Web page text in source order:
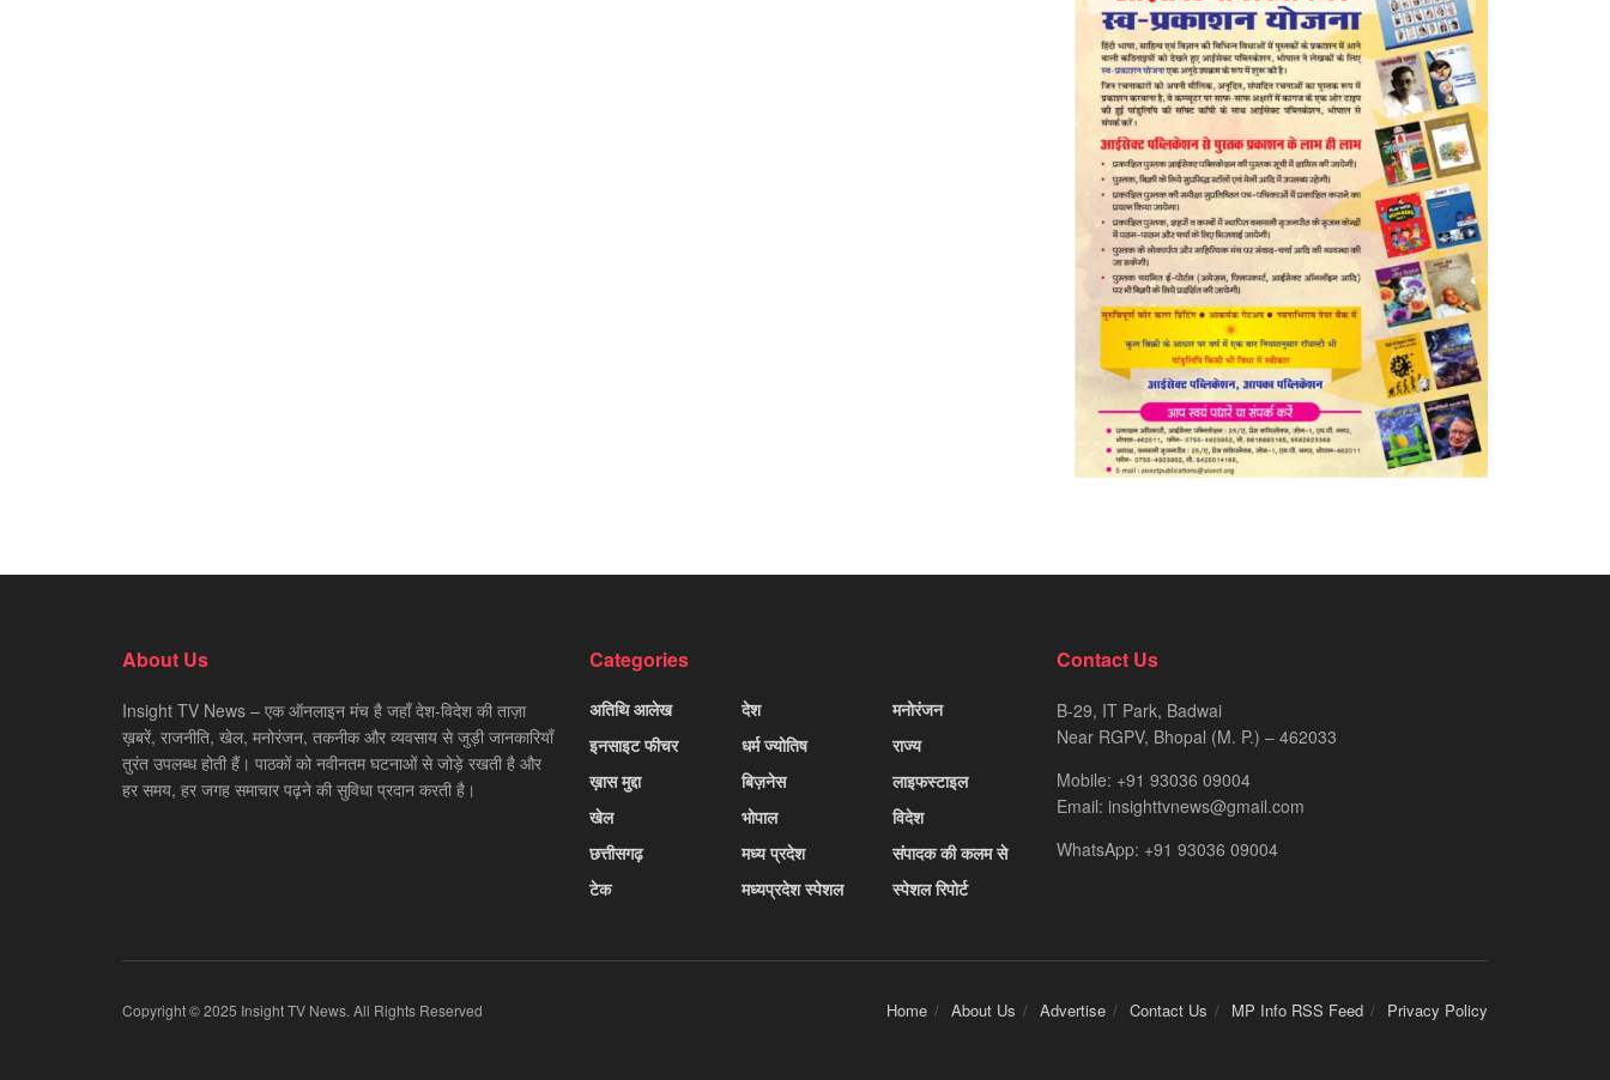
About Us
Insight TV News – एक ऑनलाइन मंच है जहाँ देश-विदेश की ताज़ा
ख़बरें, राजनीति, खेल, मनोरंजन, तकनीक और व्यवसाय से जुड़ी जानकारियाँ
तुरंत उपलब्ध होती हैं। पाठकों को नवीनतम घटनाओं से जोड़े रखती है और
हर समय, हर जगह समाचार पढ़ने की सुविधा प्रदान करती है।
Categories
अतिथि आलेख
इनसाइट फीचर
ख़ास मुद्दा
खेल
छत्तीसगढ़
टेक
देश
धर्म ज्योतिष
बिज़नेस
भोपाल
मध्य प्रदेश
मध्यप्रदेश स्पेशल
मनोरंजन
राज्य
लाइफस्टाइल
विदेश
संपादक की कलम से
स्पेशल रिपोर्ट
Contact Us
B-29, IT Park, Badwai
Near RGPV, Bhopal (M. P.) – 462033
Mobile: +91 93036 09004
Email: insighttvnews@gmail.com
WhatsApp: +91 93036 09004
Home About Us Advertise Contact Us MP Info RSS Feed Privacy Policy
Copyright © 2025 Insight TV News. All Rights Reserved